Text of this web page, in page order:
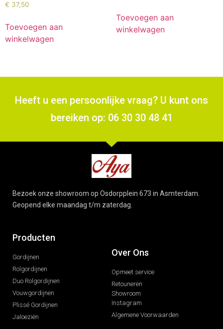
€ 37,50
Toevoegen aan
winkelwagen
Toevoegen aan
winkelwagen
Heeft u een persoonlijke vraag? U kunt ons
bereiken op: 06 30 30 48 41
Bezoek onze showroom op Osdorpplein 673 in Asmterdam.
Geopend elke maandag t/m zaterdag.
Producten
Gordijnen
Rolgordijnen
Duo Rolgordijnen
Vouwgordijnen
Plissé Gordijnen
Jaloeziën
Over Ons
Opmeet service
Retouneren
Showroom
Instagram
Algemene Voorwaarden